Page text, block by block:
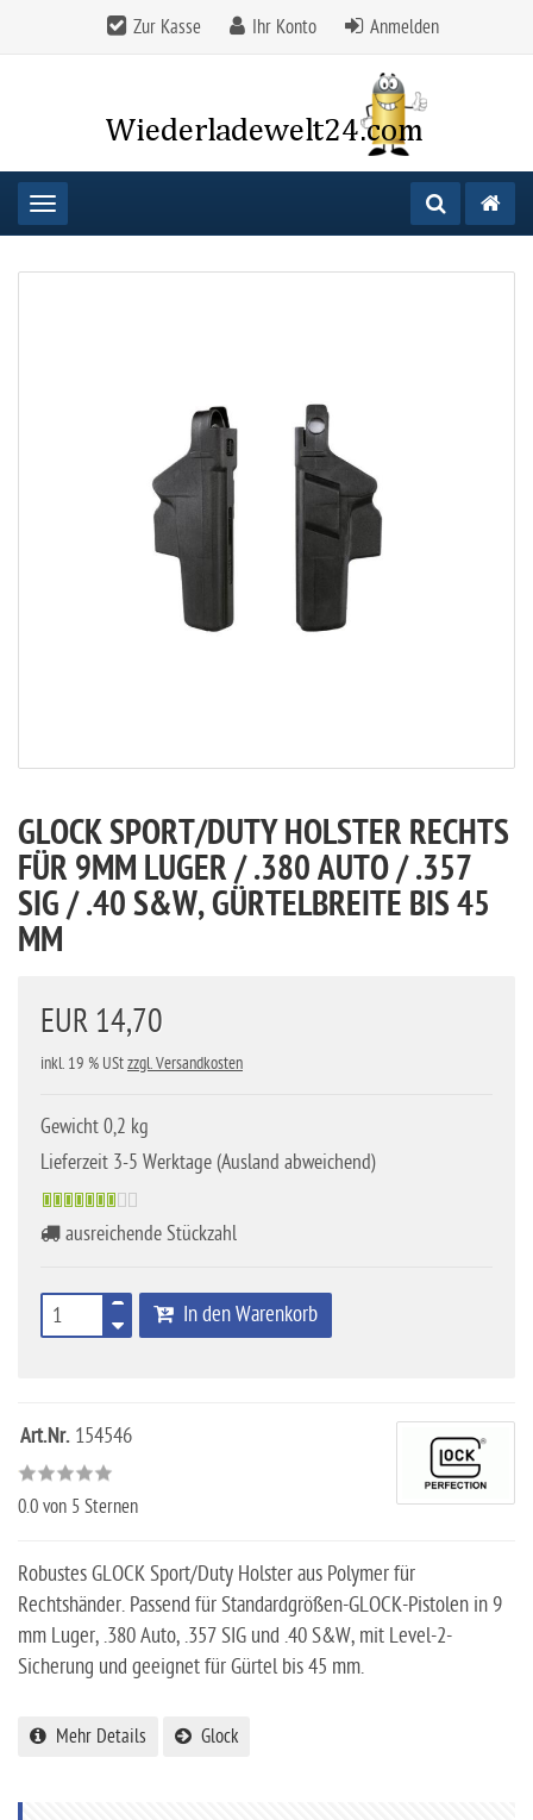
Zur Kasse Ihr Konto Anmelden
Toggle navigation
GLOCK SPORT/DUTY HOLSTER RECHTS
FÜR 9MM LUGER / .380 AUTO / .357
SIG / .40 S&W, GÜRTELBREITE BIS 45
MM
EUR 14,70
inkl. 19 % UStzzgl. Versandkosten
Gewicht 0,2 kg
Lieferzeit 3-5 Werktage (Ausland abweichend)
ausreichende Stückzahl
In den Warenkorb
Art.Nr. 154546
0.0 von 5 Sternen
Robustes GLOCK Sport/Duty Holster aus Polymer für
Rechtshänder. Passend für Standardgrößen-GLOCK-Pistolen in 9
mm Luger, .380 Auto, .357 SIG und .40 S&W, mit Level-2-
Sicherung und geeignet für Gürtel bis 45 mm.
Mehr Details Glock